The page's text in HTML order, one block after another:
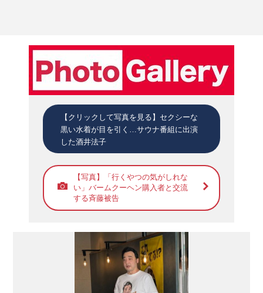
【クリックして写真を見る】セクシーな
黒い水着が目を引く…サウナ番組に出演
した酒井法子
【写真】「行くやつの気がしれな
い」バームクーヘン購入者と交流
する斉藤被告